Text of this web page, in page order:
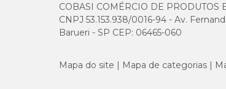
COBASI COMÉRCIO DE PRODUTOS
CNPJ 53.153.938/0016-94 - Av.
Barueri - SP CEP: 06465-060
Mapa do site Mapa de categorias